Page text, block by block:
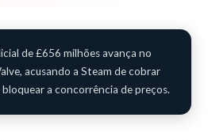
de £656 milhões avança no
acusando a Steam de cobrar
bloquear a concorrência de preços.